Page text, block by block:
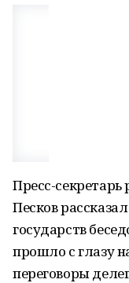
Пресс-
Песков
государств
прошло с глазу
переговоры